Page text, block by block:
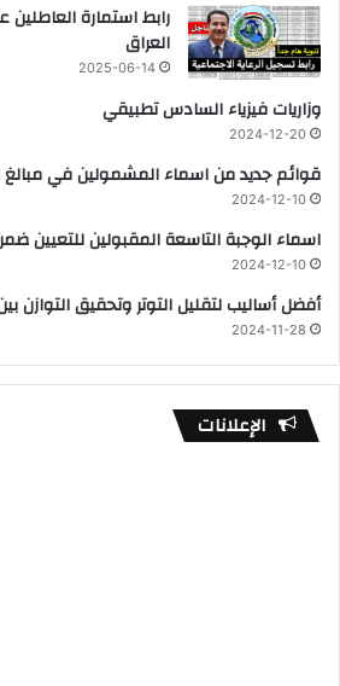
العراق
2025-06-14
وزاريات فيزياء السادس تطبيقي
2024-12-20
قوائم جديد من اسماء المشمولين في مبالغ
2024-12-10
اسماء الوجبة التاسعة المقبولين للتعيين ضمن
2024-12-10
أفضل أساليب لتقليل التوتر وتحقيق التوازن
2024-11-28
الإعلانات